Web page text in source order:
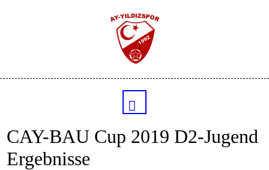
CAY-BAU Cup 2019 D2-Jugend
Ergebnisse